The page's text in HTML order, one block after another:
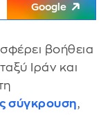
Google
βοήθεια
Ιράν και
σύγκρουση,